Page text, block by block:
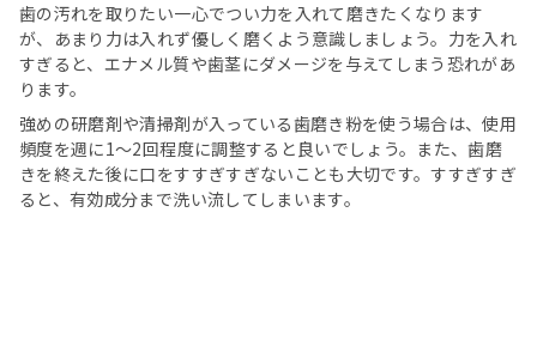
歯の汚れを取りたい一心でつい力を入れて磨きたくなります
が、あまり力は入れず優しく磨くよう意識しましょう。力を入れ
すぎると、エナメル質や歯茎にダメージを与えてしまう恐れがあ
ります。
強めの研磨剤や清掃剤が入っている歯磨き粉を使う場合は、使用
頻度を週に1～2回程度に調整すると良いでしょう。また、歯磨
きを終えた後に口をすすぎすぎないことも大切です。すすぎすぎ
ると、有効成分まで洗い流してしまいます。